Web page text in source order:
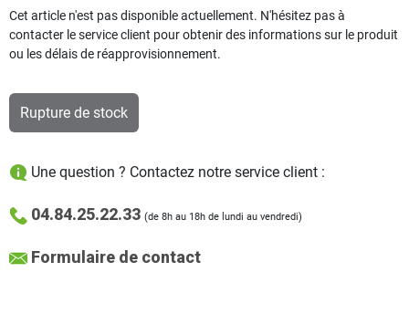
Cet article n'est pas disponible actuellement. N'hésitez pas à
contacter le service client pour obtenir des informations sur le produit
ou les délais de réapprovisionnement.
Rupture de stock
Une question ? Contactez notre service client :
04.84.25.22.33 (de 8h au 18h de lundi au vendredi)
Formulaire de contact